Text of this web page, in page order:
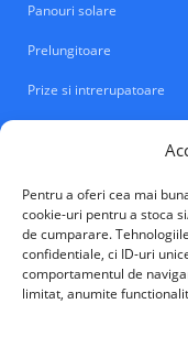
Pentru a oferi cea mai
cookie-uri pentru a stoca
de cumparare.
confidentiale, ci ID-uri
comportamentul de
limitat, anumite
Panouri solare
Prelungitoare
Prize si intrerupatoare
VALM